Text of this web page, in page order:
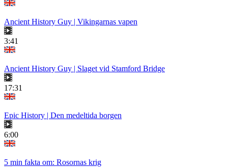
Ancient History Guy | Vikingarnas vapen
3:41
Ancient History Guy | Slaget vid Stamford Bridge
17:31
Epic History | Den medeltida borgen
6:00
5 min fakta om: Rosornas krig